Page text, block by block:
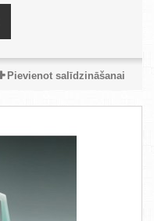
Pievienot salīdzināšanai